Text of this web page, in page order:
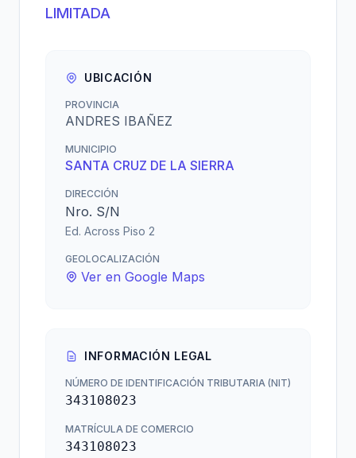
LIMITADA
UBICACIÓN
PROVINCIA
ANDRES IBAÑEZ
MUNICIPIO
SANTA CRUZ DE LA SIERRA
DIRECCIÓN
Nro. S/N
Ed. Across Piso 2
GEOLOCALIZACIÓN
Ver en Google Maps
INFORMACIÓN LEGAL
NÚMERO DE IDENTIFICACIÓN TRIBUTARIA (NIT)
343108023
MATRÍCULA DE COMERCIO
343108023